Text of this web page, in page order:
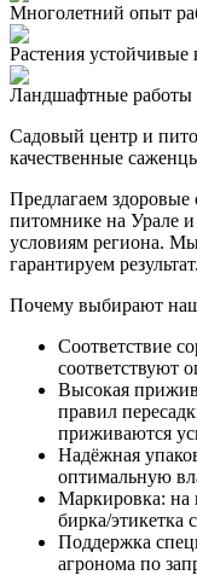
Многолетний опыт
Растения
Ландшафтные
Садовый центр и
качественные
Предлагаем
питомнике на Урале
условиям региона.
гарантируем результат.
Почему выбирают
Соответствие
соответствуют
Высокая
правил
приживаются
Надёжная
оптимальную
Маркировка: на
бирка/этикетка
Поддержка
агронома по